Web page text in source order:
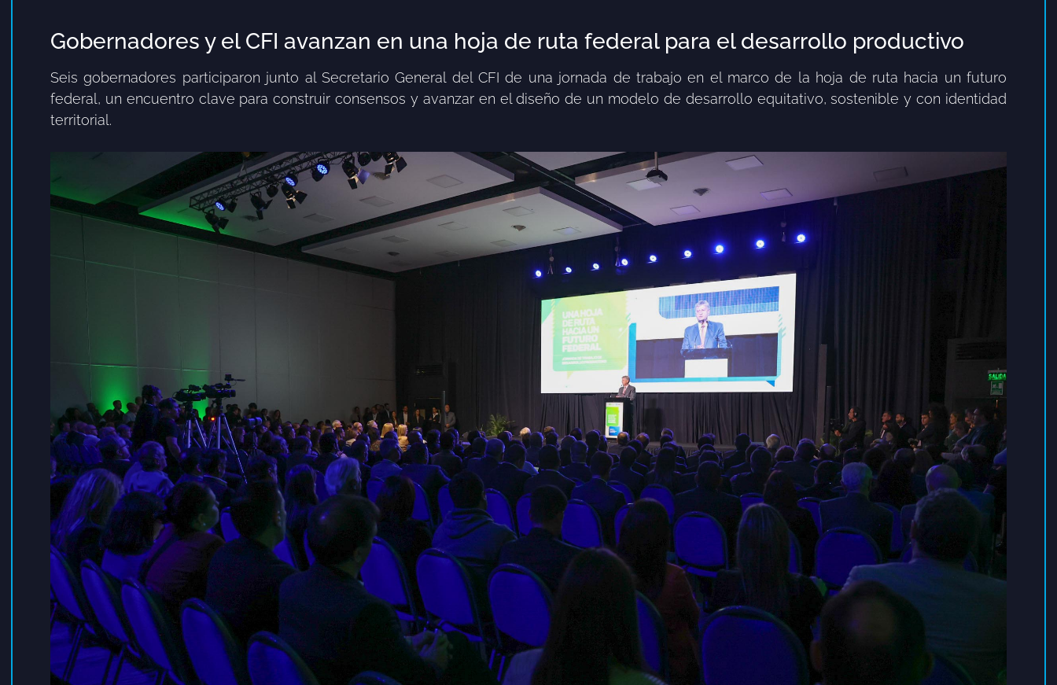
Gobernadores y el CFI avanzan en una hoja de ruta federal para el desarrollo productivo
Seis gobernadores participaron junto al Secretario General del CFI de una jornada de trabajo en el marco de la hoja de ruta hacia un futuro
federal, un encuentro clave para construir consensos y avanzar en el diseño de un modelo de desarrollo equitativo, sostenible y con identidad
territorial.